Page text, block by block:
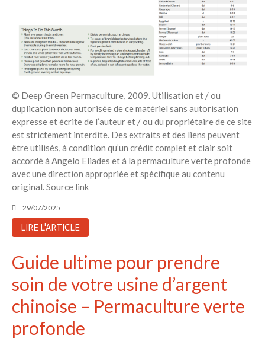
© Deep Green Permaculture, 2009. Utilisation et / ou
duplication non autorisée de ce matériel sans autorisation
expresse et écrite de l’auteur et / ou du propriétaire de ce site
est strictement interdite. Des extraits et des liens peuvent
être utilisés, à condition qu’un crédit complet et clair soit
accordé à Angelo Eliades et à la permaculture verte profonde
avec une direction appropriée et spécifique au contenu
original. Source link
29/07/2025
LIRE L'ARTICLE
Guide ultime pour prendre
soin de votre usine d’argent
chinoise – Permaculture verte
profonde